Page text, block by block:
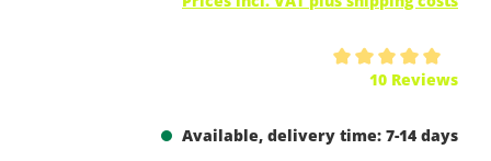
10 Reviews
Available, delivery time: 7-14 days